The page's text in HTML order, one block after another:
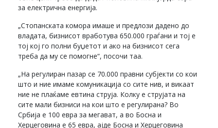
за електрична енергија.
„Стопанската комора имаше и предлози дадено до
владата, бизнисот вработува 650.000 граѓани и тој е
тој кој го полни буџетот и ако на бизнисот сега
треба да му се помогне“, посочи таа.
„На регулиран пазар се 70.000 правни субјекти со кои
што и ние имаме комуникација со сите нив, и викаат
ние не плаќаме евтина струја. Колку е струјата на
сите мали бизниси на кои што е регулирана? Во
Србија е 100 евра за мегават, а во Босна и
Херцеговина е 65 евра, ајде Босна и Херцеговина